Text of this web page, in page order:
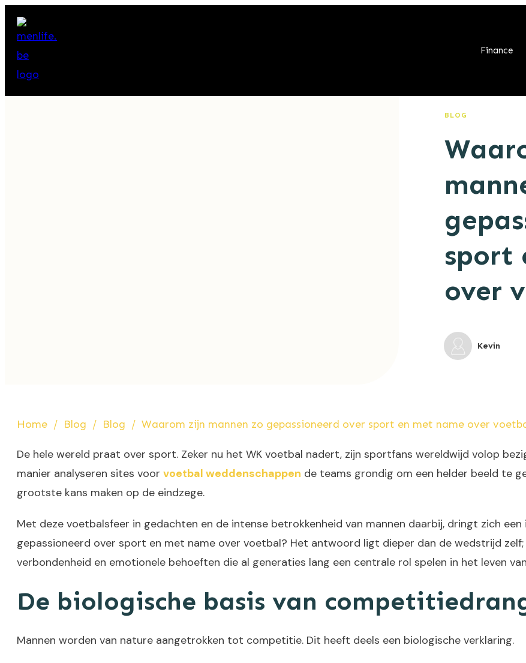
Finance
BLOG
sport
over
Kevin
Home / Blog / Blog / Waarom zijn mannen zo gepassioneerd over sport en met name over
De hele wereld praat over sport. Zeker nu het WK voetbal nadert, zijn sportfans wereldwijd volop
manier analyseren sites voor voetbal weddenschappen de teams grondig om een helder beeld te
grootste kans maken op de eindzege.
Met deze voetbalsfeer in gedachten en de intense betrokkenheid van mannen daarbij, dringt zich
gepassioneerd over sport en met name over voetbal? Het antwoord ligt dieper dan de wedstrijd
verbondenheid en emotionele behoeften die al generaties lang een centrale rol spelen in het leven
De biologische basis van
Mannen worden van nature aangetrokken tot competitie. Dit heeft deels een biologische verklaring.